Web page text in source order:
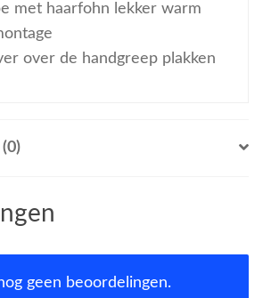
met haarfohn lekker warm
over de handgreep plakken
geen beoordelingen.